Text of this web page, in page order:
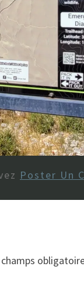
Poster Un
champs